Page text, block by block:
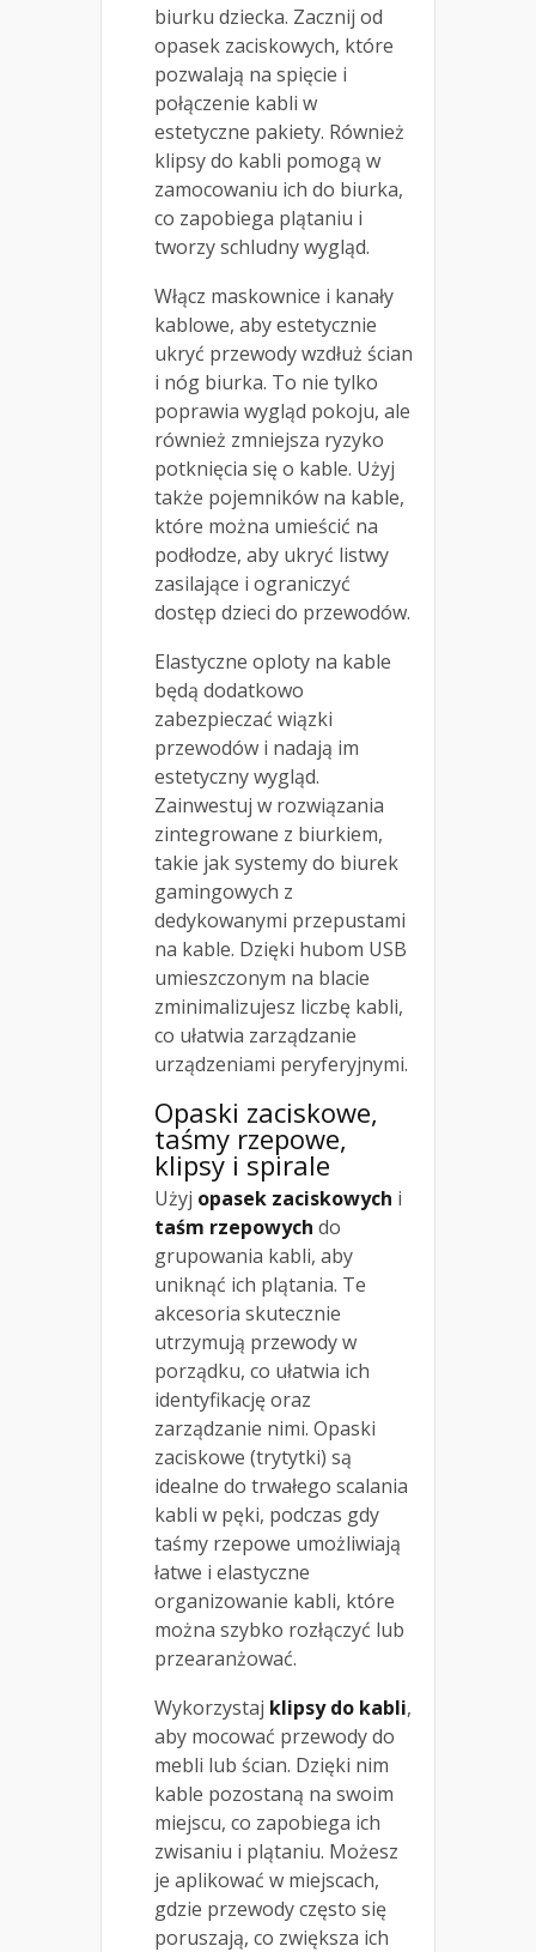
biurku dziecka. Zacznij od
opasek zaciskowych, które
pozwalają na spięcie i
połączenie kabli w
estetyczne pakiety. Również
klipsy do kabli pomogą w
zamocowaniu ich do biurka,
co zapobiega plątaniu i
tworzy schludny wygląd.
Włącz maskownice i kanały
kablowe, aby estetycznie
ukryć przewody wzdłuż ścian
i nóg biurka. To nie tylko
poprawia wygląd pokoju, ale
również zmniejsza ryzyko
potknięcia się o kable. Użyj
także pojemników na kable,
które można umieścić na
podłodze, aby ukryć listwy
zasilające i ograniczyć
dostęp dzieci do przewodów.
Elastyczne oploty na kable
będą dodatkowo
zabezpieczać wiązki
przewodów i nadają im
estetyczny wygląd.
Zainwestuj w rozwiązania
zintegrowane z biurkiem,
takie jak systemy do biurek
gamingowych z
dedykowanymi przepustami
na kable. Dzięki hubom USB
umieszczonym na blacie
zminimalizujesz liczbę kabli,
co ułatwia zarządzanie
urządzeniami peryferyjnymi.
Opaski zaciskowe,
taśmy rzepowe,
klipsy i spirale
Użyj opasek zaciskowych i
taśm rzepowych do
grupowania kabli, aby
uniknąć ich plątania. Te
akcesoria skutecznie
utrzymują przewody w
porządku, co ułatwia ich
identyfikację oraz
zarządzanie nimi. Opaski
zaciskowe (trytytki) są
idealne do trwałego scalania
kabli w pęki, podczas gdy
taśmy rzepowe umożliwiają
łatwe i elastyczne
organizowanie kabli, które
można szybko rozłączyć lub
przearanżować.
Wykorzystaj klipsy do kabli,
aby mocować przewody do
mebli lub ścian. Dzięki nim
kable pozostaną na swoim
miejscu, co zapobiega ich
zwisaniu i plątaniu. Możesz
je aplikować w miejscach,
gdzie przewody często się
poruszają, co zwiększa ich